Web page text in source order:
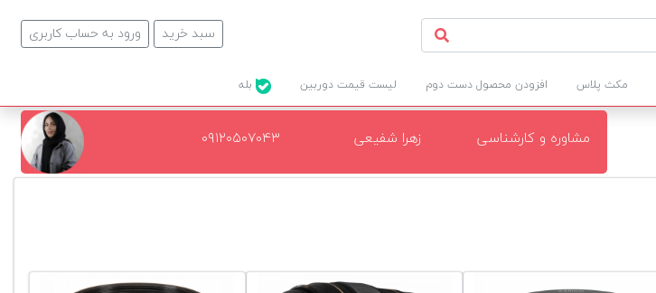
ورود به حساب کاربری سبد خرید
مکث پلاس افزودن محصول دست دوم لیست قیمت دوربین
مشاوره و کارشناسی زهرا شفیعی ۰۹۱۲۰۵۰۷۰۴۳